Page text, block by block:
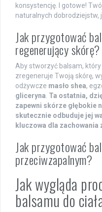
konsystencję. I gotowe!
naturalnych dobrodziejstw,
Jak przygotować
regenerujący skórę?
Aby stworzyć balsam,
zregeneruje Twoją skórę,
odżywcze masło shea,
gliceryna Ta ostatnia,
zapewni skórze głębokie
skutecznie odbuduje jej
kluczowa dla
Jak przygotować
przeciwzapalnym?
Jak wygląda
balsamu do